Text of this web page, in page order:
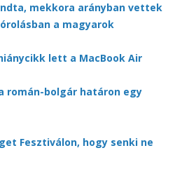
mekkora arányban vettek
a magyarok
lett a MacBook Air
román-bolgár határon egy
Fesztiválon, hogy senki ne